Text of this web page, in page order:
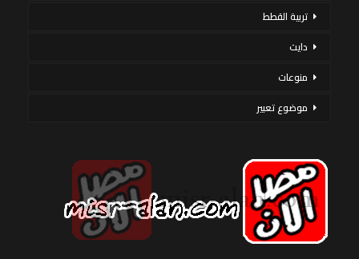
تربية القطط
دايت
منوعات
موضوع تعبير